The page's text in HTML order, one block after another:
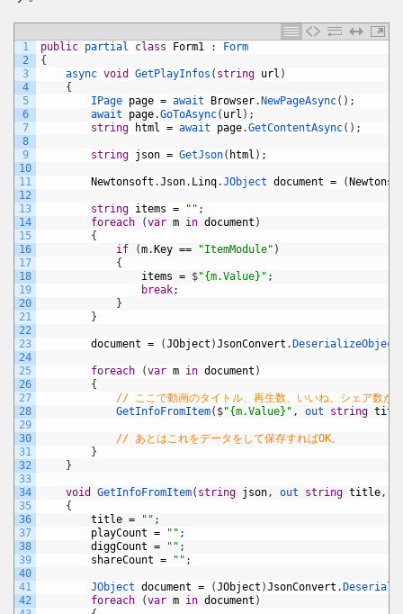
1
2
3
4
5
6
7
8
9
10
11
12
13
14
15
16
17
18
19
20
21
22
23
24
25
26
27
28
29
30
31
32
33
34
35
36
37
38
39
40
41
42
public partial class Form1 :
Form
{
async void GetPlayInfos ( string url )
{
IPage page = await Browser. NewPageAsync( ) ;
await page.GoToAsync( url ) ;
string
html = await page.GetContentAsync( ) ;
string json = GetJson( html ) ;
Newtonsoft .Json. Linq.JObject document = (
string items = "" ;
foreach
(var m in document )
{
if
(m. Key == "ItemModule" )
{
items = $"{m.Value}" ;
break;
}
}
document = (JObject )JsonConvert . DeserializeObject
foreach (var m in document )
{
// ここで動画のタイトル、再生数、いいね、シェア数が
GetInfoFromItem( $"{m.Value}" , out string
// あとはこれをデータをして保存すればOK。
}
}
void GetInfoFromItem( string json, out string title,
{
title = "" ;
playCount = "" ;
diggCount = "" ;
shareCount = "" ;
JObject document = (JObject )JsonConvert .
foreach
(var m in document )